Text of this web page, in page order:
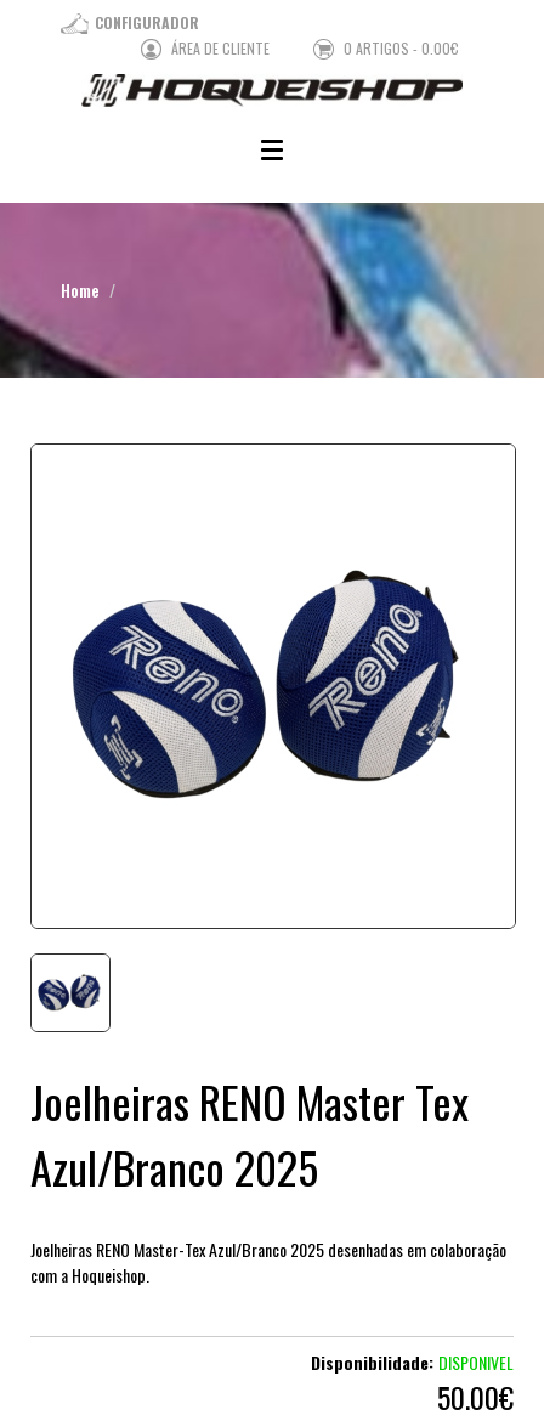
CONFIGURADOR
ÁREA DE CLIENTE
0 ARTIGOS - 0.00€
Home
Joelheiras RENO Master Tex
Azul/Branco 2025
Joelheiras RENO Master-Tex Azul/Branco 2025 desenhadas em colaboração
com a Hoqueishop.
Disponibilidade: DISPONIVEL
50.00€